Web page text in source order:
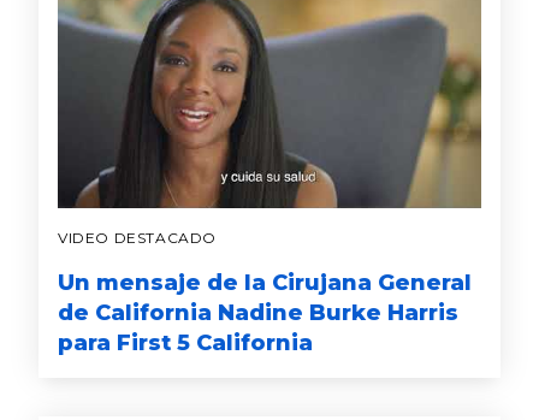
VIDEO DESTACADO
Un mensaje de la Cirujana General
de California Nadine Burke Harris
para First 5 California